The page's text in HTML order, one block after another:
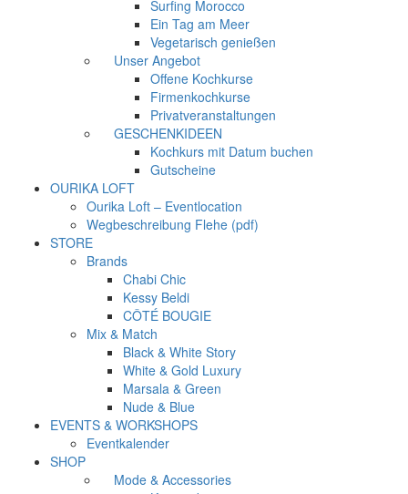
Surfing Morocco
Ein Tag am Meer
Vegetarisch genießen
Unser Angebot
Offene Kochkurse
Firmenkochkurse
Privatveranstaltungen
GESCHENKIDEEN
Kochkurs mit Datum buchen
Gutscheine
OURIKA LOFT
Ourika Loft – Eventlocation
Wegbeschreibung Flehe (pdf)
STORE
Brands
Chabi Chic
Kessy Beldi
CÔTÉ BOUGIE
Mix & Match
Black & White Story
White & Gold Luxury
Marsala & Green
Nude & Blue
EVENTS & WORKSHOPS
Eventkalender
SHOP
Mode & Accessories